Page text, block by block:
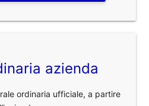
azienda
ordinaria ufficiale, a partire